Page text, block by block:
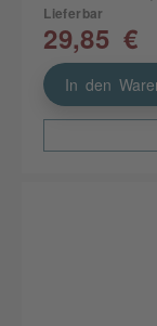
Lieferbar
29,85 €
In den